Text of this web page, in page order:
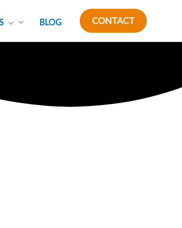
BLOG CONTACT